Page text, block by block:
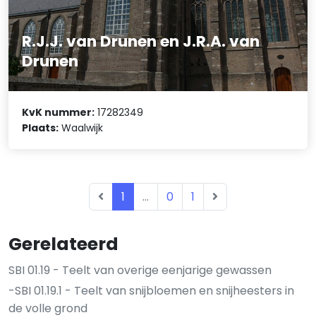
Gerelateerd
SBI 01.19 - Teelt van overige eenjarige gewassen
-SBI 01.19.1 - Teelt van snijbloemen en snijheesters in
de volle grond
R.J.J. van Drunen en J.R.A. van
Drunen
KvK nummer: 17282349
Plaats: Waalwijk
1 ... 0 1